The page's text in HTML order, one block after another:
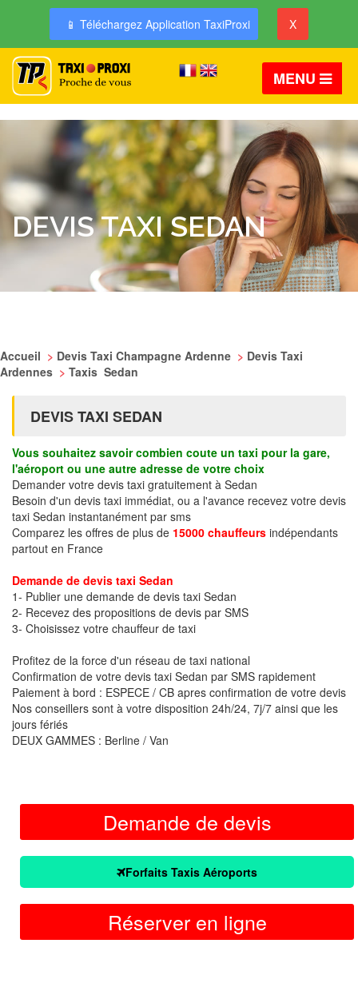
📱 Téléchargez Application TaxiProxi X
MENU
DEVIS TAXI SEDAN
Accueil > Devis Taxi Champagne Ardenne > Devis Taxi
Ardennes > Taxis Sedan
DEVIS TAXI SEDAN
Vous souhaitez savoir combien coute un taxi pour la gare,
l'aéroport ou une autre adresse de votre choix
Demander votre devis taxi gratuitement à Sedan
Besoin d'un devis taxi immédiat, ou a l'avance recevez votre devis
taxi Sedan instantanément par sms
Comparez les offres de plus de 15000 chauffeurs indépendants
partout en France
Demande de devis taxi Sedan
1- Publier une demande de devis taxi Sedan
2- Recevez des propositions de devis par SMS
3- Choisissez votre chauffeur de taxi
Profitez de la force d'un réseau de taxi national
Confirmation de votre devis taxi Sedan par SMS rapidement
Paiement à bord : ESPECE / CB apres confirmation de votre devis
Nos conseillers sont à votre disposition 24h/24, 7j/7 ainsi que les
jours fériés
DEUX GAMMES : Berline / Van
Demande de devis
Forfaits Taxis Aéroports
Réserver en ligne